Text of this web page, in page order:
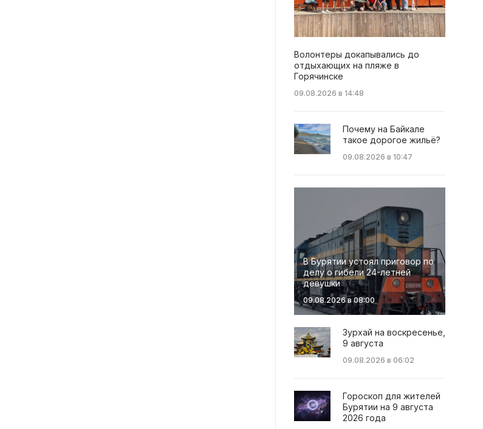
Волонтеры докапывались до
отдыхающих на пляже в
Горячинске
09.08.2026 в 14:48
Почему на Байкале
такое дорогое жильё?
09.08.2026 в 10:47
В Бурятии устоял приговор по
делу о гибели 24-летней
девушки
09.08.2026 в 08:00
Зурхай на воскресенье,
9 августа
09.08.2026 в 06:02
Гороскоп для жителей
Бурятии на 9 августа
2026 года